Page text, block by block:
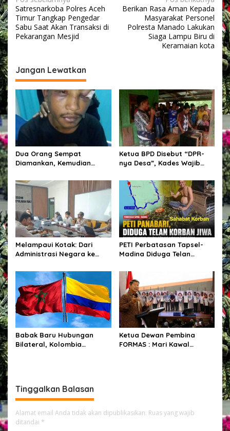
a
v
a
s
i
p
o
s
Satresnarkoba Polres Aceh
Timur Tangkap Pengedar
Sabu Saat Akan Transaksi di
Pekarangan Mesjid
Berikan Rasa Aman Kepada
Masyarakat Personel
Polresta Manado Lakukan
Siaga Lampu Biru di
Keramaian kota
Jangan Lewatkan
Dua Orang Sempat
Diamankan, Kemudian
Pertanyakan Proses Hukum
Polres Sumba Timur
Ketua BPD Disebut “DPR-
nya Desa”, Kades Wajib
Kegiatan dan Penetapan
Anggaran.
Melampaui Kotak: Dari
Administrasi Negara ke
PETI Perbatasan Tapsel-
Madina Diduga Telan
Batang Angkola Belum Beri
Keterangan Resmi
Babak Baru Hubungan
Bilateral, Kolombia
Ketua Dewan Pembina
FORMAS : Mari Kawal
Tinggalkan Balasan
Alamat email Anda tidak akan dipublikasikan. Ruas yang wajib
ditandai *